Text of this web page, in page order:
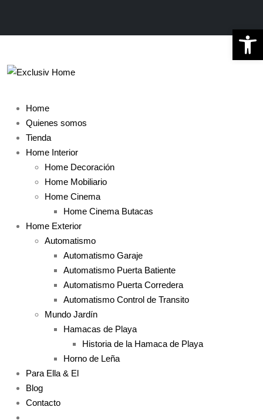
Home
Quienes somos
Tienda
Home Interior
Home Decoración
Home Mobiliario
Home Cinema
Home Cinema Butacas
Home Exterior
Automatismo
Automatismo Garaje
Automatismo Puerta Batiente
Automatismo Puerta Corredera
Automatismo Control de Transito
Mundo Jardín
Hamacas de Playa
Historia de la Hamaca de Playa
Horno de Leña
Para Ella & El
Blog
Contacto